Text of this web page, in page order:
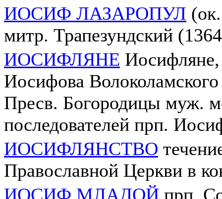
ИОСИФ ЛАЗАРОПУЛ
митр. Трапезундский
ИОСИФЛЯНЕ
Иосифова
Пресв. Богородицы муж.
последователей прп.
ИОСИФЛЯНСТВО
Православной Церкви в
ИОСИФ МЛАДОЙ прп.